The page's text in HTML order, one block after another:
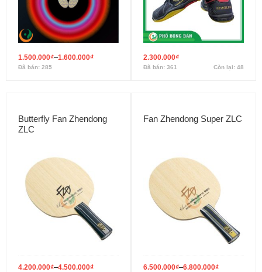
1.500.000₫–1.600.000₫
Đã bán: 285
2.300.000₫
Còn lại: 48
Đã bán: 361
Butterfly Fan Zhendong
ZLC
4.200.000₫–4.500.000₫
Fan Zhendong Super ZLC
6.500.000₫–6.800.000₫